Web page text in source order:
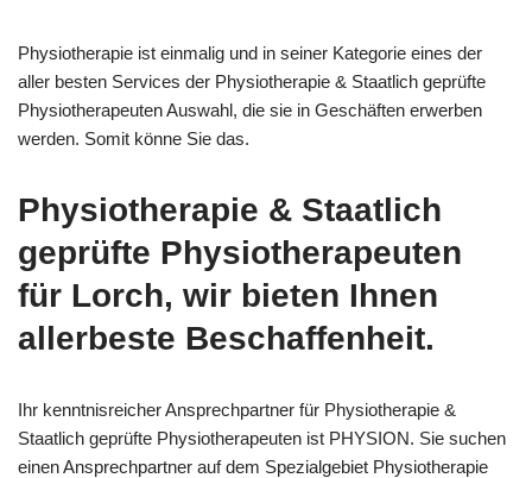
Physiotherapie ist einmalig und in seiner Kategorie eines der
aller besten Services der Physiotherapie & Staatlich geprüfte
Physiotherapeuten Auswahl, die sie in Geschäften erwerben
werden. Somit könne Sie das.
Physiotherapie & Staatlich
geprüfte Physiotherapeuten
für Lorch, wir bieten Ihnen
allerbeste Beschaffenheit.
Ihr kenntnisreicher Ansprechpartner für Physiotherapie &
Staatlich geprüfte Physiotherapeuten ist PHYSION. Sie suchen
einen Ansprechpartner auf dem Spezialgebiet Physiotherapie